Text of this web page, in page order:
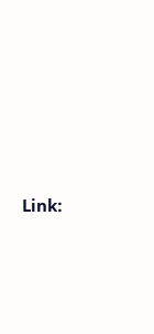
Link: